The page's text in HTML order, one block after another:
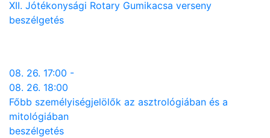
XII. Jótékonysági Rotary Gumikacsa verseny
beszélgetés
08. 26. 17:00 -
08. 26. 18:00
Főbb személyiségjelölők az asztrológiában és a
mitológiában
beszélgetés